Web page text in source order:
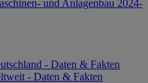
und Anlagenbau 2024-
- Daten & Fakten
- Daten & Fakten